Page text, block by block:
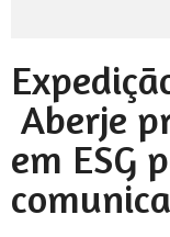
Aberje
em ESG